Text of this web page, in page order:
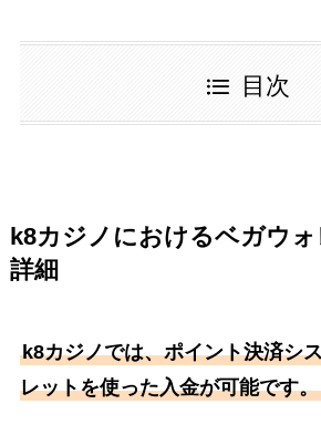
目次
k8カジノにおけるベガウ
詳細
k8カジノでは、ポイント決済シ
レットを使った入金が可能です。